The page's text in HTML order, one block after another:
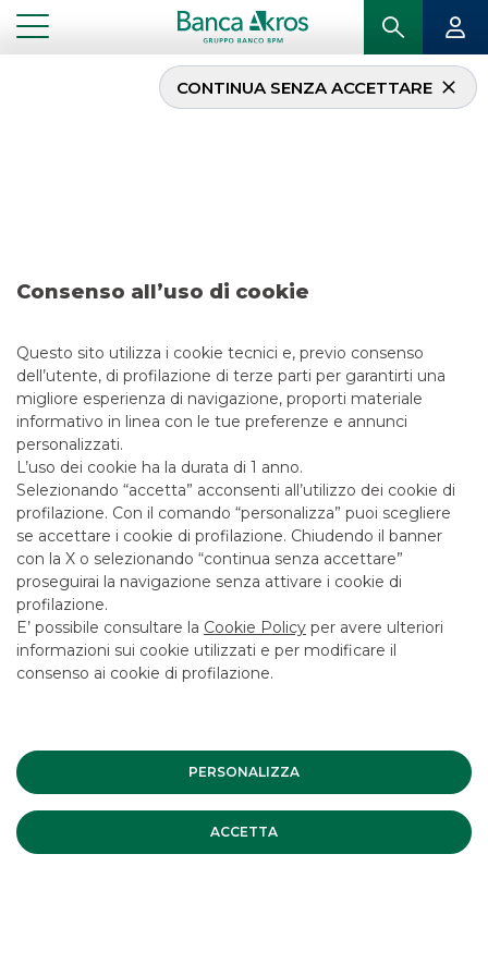
Consenso all’uso di cookie
Questo sito utilizza i cookie tecnici e, previo consenso
dell’utente, di profilazione di terze parti per garantirti una
migliore esperienza di navigazione, proporti materiale
informativo in linea con le tue preferenze e annunci
personalizzati.
L’uso dei cookie ha la durata di 1 anno.
Selezionando “accetta” acconsenti all’utilizzo dei cookie di
profilazione. Con il comando “personalizza” puoi scegliere
se accettare i cookie di profilazione. Chiudendo il banner
con la X o selezionando “continua senza accettare”
proseguirai la navigazione senza attivare i cookie di
profilazione.
E’ possibile consultare la Cookie Policy per avere ulteriori
informazioni sui cookie utilizzati e per modificare il
consenso ai cookie di profilazione.
PERSONALIZZA
ACCETTA
CONTINUA SENZA ACCETTARE
Ricerca – Recordati
EQUITY ITALIA
LINK UTILI
CONTATTACI
LAVORA CON NOI
SICUREZZA
ALTRI SITI DEL GRUPPO
SOCIETA' PARTECIPATE